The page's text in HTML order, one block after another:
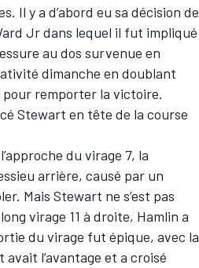
Il y a d’abord eu sa décision de
Jr dans lequel il fut impliqué
au dos survenue en
dimanche en doublant
pour remporter la victoire.
Stewart en tête de la course
du virage 7, la
arrière, causé par un
Mais Stewart ne s’est pas
virage 11 à droite, Hamlin a
du virage fut épique, avec la
l’avantage et a croisé